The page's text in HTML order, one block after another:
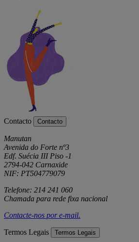
Contacto Contacto
Manutan
Avenida do Forte nº3
Edf. Suécia III Piso -1
2794-042 Carnaxide
NIF: PT504779079
Telefone: 214 241 060
Chamada para rede fixa nacional
Contacte-nos pore-mail.
Termos Legais Termos Legais